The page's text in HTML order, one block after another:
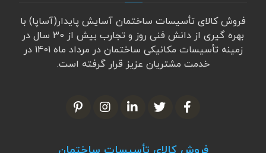
فروش کالای تأسیسات ساختمان آسایش پایدار(آساپا) با
بهره گیری از دانش فنی روز و تجارب بیش از 30 سال در
زمینه تأسیسات مکانیکی ساختمان در مرداد ماه 1401 در
خدمت مشتریان عزیز قرار گرفته است.